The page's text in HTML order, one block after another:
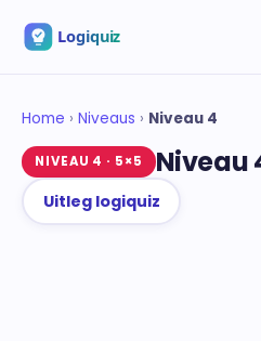
Home › Niveaus › Niveau 4
NIVEAU 4 · 5×5 Niveau
Uitleg logiquiz